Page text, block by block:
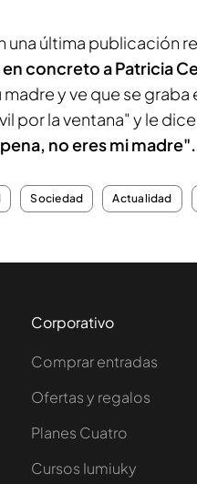
una última publicación
concreto a Patricia
madre y ve que se
por la ventana" y le
no eres mi madre".
Sociedad Actualidad
Corporativo
Comprar entradas
Ofertas y regalos
Planes Cuatro
Cursos Iumiuky